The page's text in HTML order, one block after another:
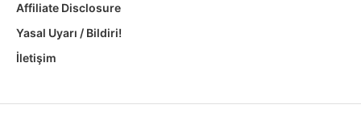
Affiliate Disclosure
Yasal Uyarı / Bildiri!
İletişim